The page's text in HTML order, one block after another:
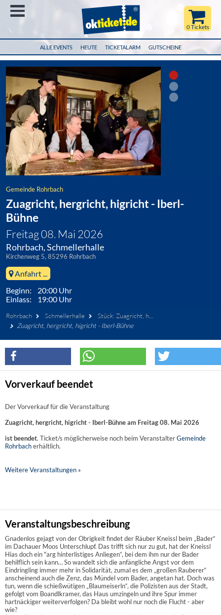
ALLE EVENTS HEUTE TICKETALARM GUTSCHEINE
0 Tickets
Gemeinde Rohrbach
Zuagricht, hergricht, higricht - Iberl-
Bühne
Freitag 08. Mai 2026
Rohrbach, Schmellerhalle
Kirchenweg 5, 85296 Rohrbach
Anfahrt ...
Beginn: 20:00 Uhr
Einlass: 19:00 Uhr
Rohrbach Schmellerhalle
Stück: Zuagricht, hergricht, higricht
Zuagricht, hergricht, higricht - Iberl-Bühne
Vorverkauf beendet
Der Vorverkauf für die Veranstaltung
Zuagricht, hergricht, higricht - Iberl-Bühne am Freitag 08. Mai 2026
ist beendet. Ticket/s möglicherweise noch beim VeranstalterGemeinde
Rohrbacherhältlich.
Weitere Veranstaltungen »
Veranstaltungsbeschreibung
Gnadenlos gejagt von der Obrigkeit findet der Räuber Kneissl beim „Bader“
im Dachauer Moos Unterschlupf. Das trifft sich nur zu gut, hat der Kneissl
Hias doch ein "arg hinterlistiges Anliegen“, bei dem ihm nur der Bader
behilflich sein kann… So wandelt sich die anfängliche Angst vor dem
Eindringling immer mehr in Solidarität, zumal es dem „großen Rauberer“
anscheinend auch die Zenz, das Mündel vom Bader, angetan hat. Doch was
tun, wenn die schießwütigen „Blaumeiserln“, die Polizisten aus der Stadt,
gefolgt vom Boandlkramer, das Haus umzingeln und ihre Spur immer
hartnäckiger weiterverfolgen? Da bleibt wohl nur noch die Flucht - aber
wie?